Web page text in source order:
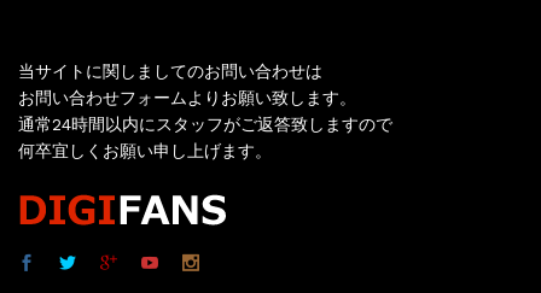
当サイトに関しましてのお問い合わせは
お問い合わせフォームよりお願い致します。
通常24時間以内にスタッフがご返答致しますので
何卒宜しくお願い申し上げます。